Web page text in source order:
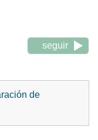
seguir
de